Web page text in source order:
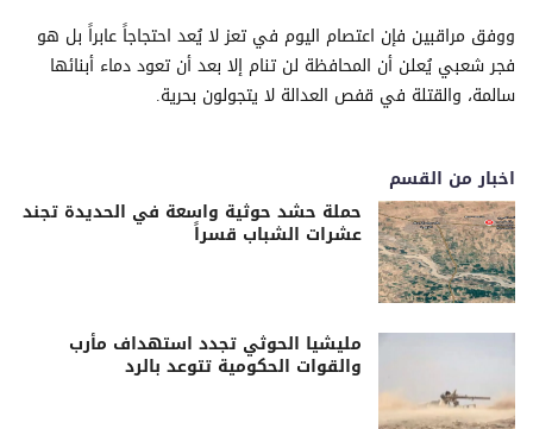
ووفق مراقبين فإن اعتصام اليوم في تعز لا يُعد احتجاجاً عابراً بل هو
فجر شعبي يُعلن أن المحافظة لن تنام إلا بعد أن تعود دماء أبنائها
سالمة، والقتلة في قفص العدالة لا يتجولون بحرية.
اخبار من القسم
حملة حشد حوثية واسعة في الحديدة تجند
عشرات الشباب قسراً
مليشيا الحوثي تجدد استهداف مأرب
والقوات الحكومية تتوعد بالرد